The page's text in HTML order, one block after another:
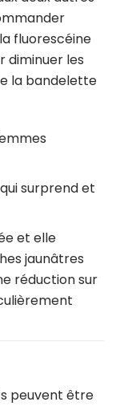
fluorescéine
diminuer les
la bandelette
surprend et
et elle
jaunâtres
réduction sur
peuvent être